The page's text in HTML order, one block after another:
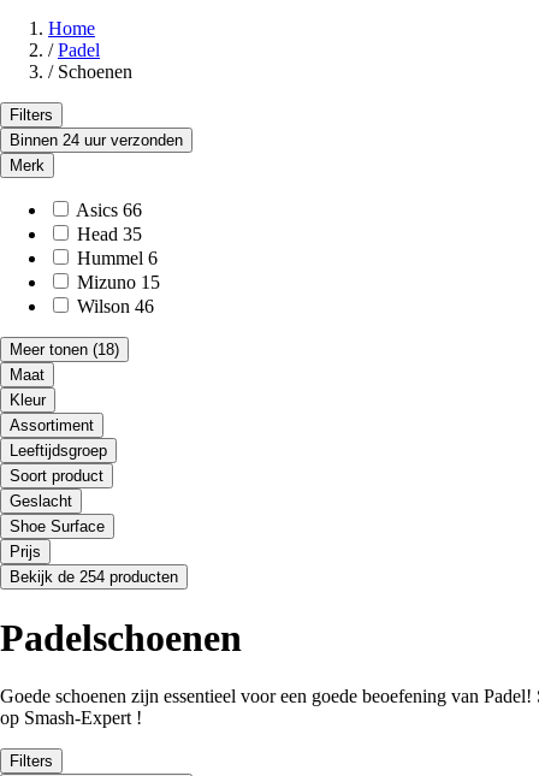
Home
/ Padel
/ Schoenen
Filters
Binnen 24 uur verzonden
Merk
Asics 66
Head 35
Hummel 6
Mizuno 15
Wilson 46
Meer tonen (18)
Maat
Kleur
Assortiment
Leeftijdsgroep
Soort product
Geslacht
Shoe Surface
Prijs
Bekijk de 254 producten
Padelschoenen
Goede schoenen zijn essentieel voor een goede beoefening van
op Smash-Expert !
Filters